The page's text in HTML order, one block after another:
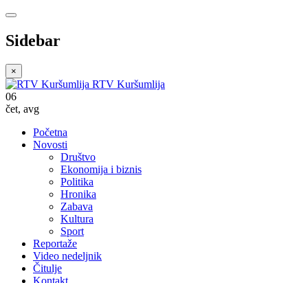
Sidebar
×
RTV Kuršumlija
06
čet, avg
Početna
Novosti
Društvo
Ekonomija i biznis
Politika
Hronika
Zabava
Kultura
Sport
Reportaže
Video nedeljnik
Čitulje
Kontakt